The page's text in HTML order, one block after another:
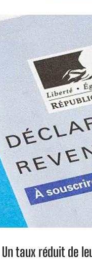
Un taux réduit de